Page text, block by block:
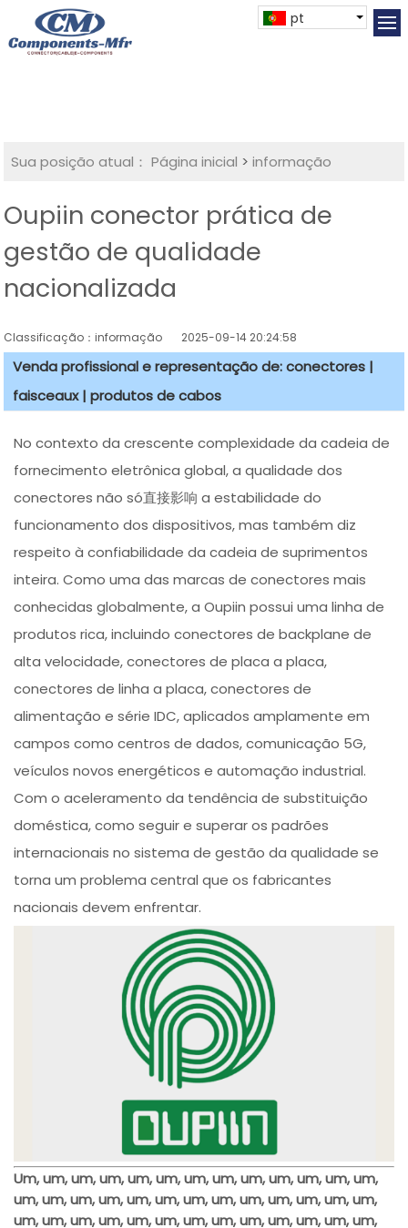
pt
Sua posição atual： Página inicial >informação
Oupiin conector prática de
gestão de qualidade
nacionalizada
Classificação：informação 2025-09-14 20:24:58
Venda profissional e representação de: conectores |
faisceaux | produtos de cabos
No contexto da crescente complexidade da cadeia de
fornecimento eletrônica global, a qualidade dos
conectores não só直接影响 a estabilidade do
funcionamento dos dispositivos, mas também diz
respeito à confiabilidade da cadeia de suprimentos
inteira. Como uma das marcas de conectores mais
conhecidas globalmente, a Oupiin possui uma linha de
produtos rica, incluindo conectores de backplane de
alta velocidade, conectores de placa a placa,
conectores de linha a placa, conectores de
alimentação e série IDC, aplicados amplamente em
campos como centros de dados, comunicação 5G,
veículos novos energéticos e automação industrial.
Com o aceleramento da tendência de substituição
doméstica, como seguir e superar os padrões
internacionais no sistema de gestão da qualidade se
torna um problema central que os fabricantes
nacionais devem enfrentar.
Um, um, um, um, um, um, um, um, um, um, um, um, um,
um, um, um, um, um, um, um, um, um, um, um, um, um,
um, um, um, um, um, um, um, um, um, um, um, um, um,